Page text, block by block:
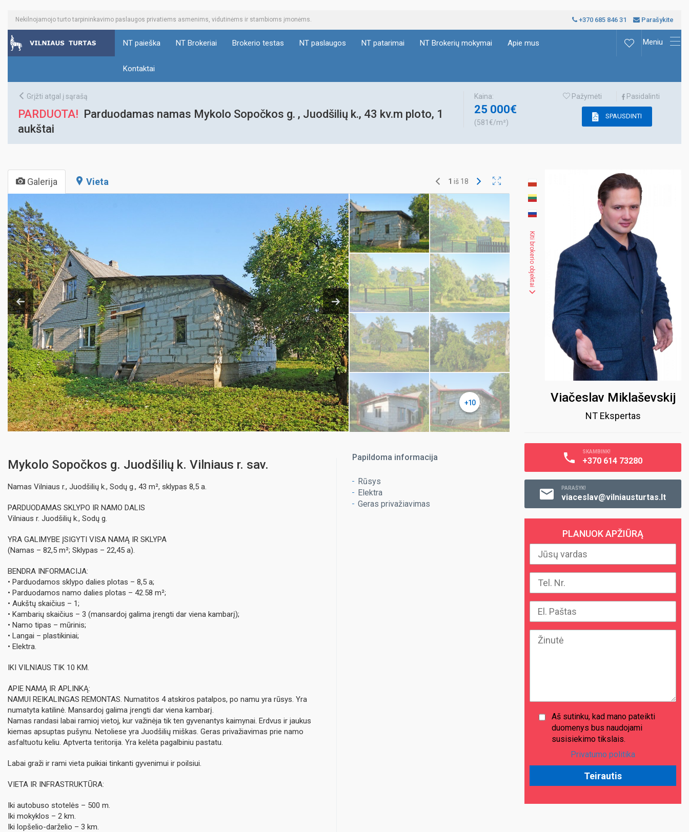
Nekilnojamojo turto tarpininkavimo paslaugos privatiems asmenims, vidutinėms ir stambioms įmonėms. +370 685 846 31 Parašykite
NT paieška NT Brokeriai Brokerio testas NT paslaugos NT patarimai NT Brokerių mokymai Apie mus
Kontaktai
Meniu
Grįžti atgal į sąrašą
PARDUOTA! Parduodamas namas Mykolo Sopočkos g. , Juodšilių k., 43 kv.m ploto, 1
aukštai
Kaina:
25 000€
(581€/m²)
Pažymėti Pasidalinti
SPAUSDINTI
Galerija Vieta 1 iš 18
+10
Mykolo Sopočkos g. Juodšilių k. Vilniaus r. sav.
Namas Vilniaus r., Juodšilių k., Sodų g., 43 m², sklypas 8,5 a.
PARDUODAMAS SKLYPО IR NAMO DALIS
Vilniaus r. Juodšilių k., Sodų g.
YRA GALIMYBE ĮSIGYTI VISA NAMĄ IR SKLYPA
(Namas – 82,5 m²; Sklypas – 22,45 a).
BENDRA INFORMACIJA:
• Parduodamos sklypo dalies plotas – 8,5 a;
• Parduodamos namo dalies plotas – 42.58 m²;
• Aukštų skaičius – 1;
• Kambarių skaičius – 3 (mansardoj galima įrengti dar viena kambarį);
• Namo tipas – mūrinis;
• Langai – plastikiniai;
• Elektra.
IKI VILNIAUS TIK 10 KM.
APIE NAMĄ IR APLINKĄ:
NAMUI REIKALINGAS REMONTAS. Numatitos 4 atskiros patalpos, po namu yra rūsys. Yra
numatyta katilinė. Mansardoj galima įrengti dar viena kambarį.
Namas randasi labai ramioj vietoj, kur važinėja tik ten gyvenantys kaimynai. Erdvus ir jaukus
kiemas apsuptas pušynu. Netoliese yra Juodšilių miškas. Geras privažiavimas prie namo
asfaltuotu keliu. Aptverta teritorija. Yra kelėta pagalbiniu pastatu.
Labai graži ir rami vieta puikiai tinkanti gyvenimui ir poilsiui.
VIETA IR INFRASTRUKTŪRA:
Iki autobuso stotelės – 500 m.
Iki mokyklos – 2 km.
Iki lopšelio-darželio – 3 km.
Papildoma informacija
Rūsys
Elektra
Geras privažiavimas
Kiti brokerio objektai
Viačeslav Miklaševskij
NT Ekspertas
SKAMBINK!
+370 614 73280
PARAŠYK!
viaceslav@vilniausturtas.lt
PLANUOK APŽIŪRĄ
Aš sutinku, kad mano pateikti
duomenys bus naudojami
susisiekimo tikslais.
Privatumo politika